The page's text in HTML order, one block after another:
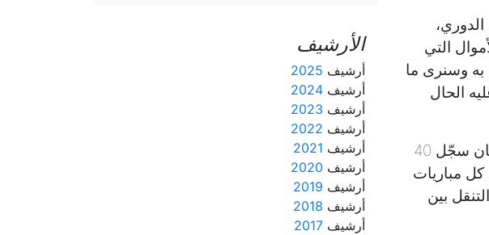
استقبال ليستر ضمن منافسات المرحلة الـ18 من الدوري،
التي
به وسنرى ما
الحال
وأثنى كلوب على لاعبه الجديد قائلاً "هو لاعب شاب ولديه الكثير من الإمكانات. لو كان سجّل 40
مباريات
على التنقل بين
الأرشيف
أرشيف 2025
أرشيف 2024
أرشيف 2023
أرشيف 2022
أرشيف 2021
أرشيف 2020
أرشيف 2019
أرشيف 2018
أرشيف 2017